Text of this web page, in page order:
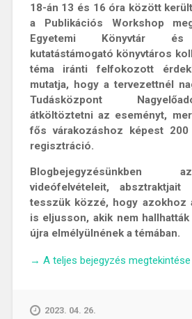
18-án 13 és 16 óra között
a Publikációs Workshop
Egyetemi Könyvtár és
kutatástámogató könyvtáros
téma iránti felfokozott
mutatja, hogy a tervezettnél
Tudásközpont
átköltöztetni az eseményt,
fős várakozáshoz képest
regisztráció.
Blogbejegyzésünkben
videófelvételeit,
tesszük közzé, hogy azokhoz
is eljusson, akik nem
újra elmélyülnének a témában.
„Könyvtári
publikációs
→ A teljes bejegyzés megtekintése
2023. 04. 26.